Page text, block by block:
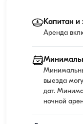
Капитан и
Аренда
выезда
дат.
ночной